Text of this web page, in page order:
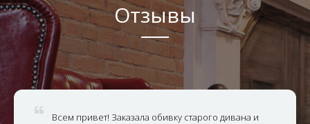
Отзывы
Всем привет! Заказала обивку старого дивана и